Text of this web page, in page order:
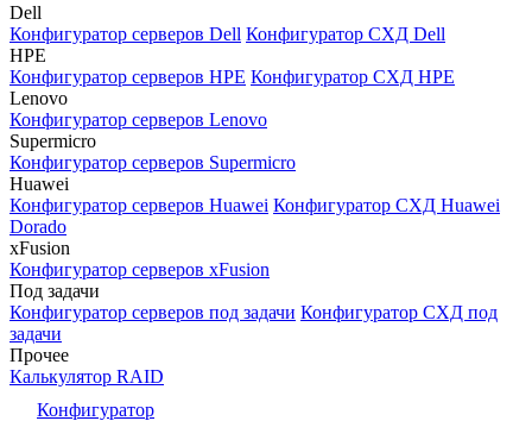
Dell
Конфигуратор серверов Dell Конфигуратор СХД Dell
HPE
Конфигуратор серверов HPE Конфигуратор СХД HPE
Lenovo
Конфигуратор серверов Lenovo
Supermicro
Конфигуратор серверов Supermicro
Huawei
Конфигуратор серверов Huawei Конфигуратор СХД Huawei
Dorado
xFusion
Конфигуратор серверов xFusion
Под задачи
Конфигуратор серверов под задачи Конфигуратор СХД под
задачи
Прочее
Калькулятор RAID
Конфигуратор